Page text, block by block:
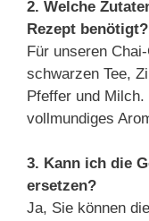
2. Welche
Rezept benötigt?
Für unseren
schwarzen Tee,
Pfeffer und
vollmundiges
3. Kann ich die
ersetzen?
Ja, Sie können